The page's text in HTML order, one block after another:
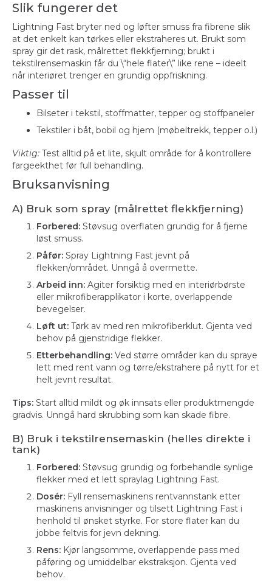
Slik fungerer det
Lightning Fast bryter ned og løfter smuss fra fibrene slik
at det enkelt kan tørkes eller ekstraheres ut. Brukt som
spray gir det rask, målrettet flekkfjerning; brukt i
tekstilrensemaskin får du \“hele flater\” like rene – ideelt
når interiøret trenger en grundig oppfriskning.
Passer til
Bilseter i tekstil, stoffmatter, tepper og stoffpaneler
Tekstiler i båt, bobil og hjem (møbeltrekk, tepper o.l.)
Viktig: Test alltid på et lite, skjult område for å kontrollere
fargeekthet før full behandling.
Bruksanvisning
A) Bruk som spray (målrettet flekkfjerning)
Forbered: Støvsug overflaten grundig for å fjerne
løst smuss.
Påfør: Spray Lightning Fast jevnt på
flekken/området. Unngå å overmette.
Arbeid inn: Agiter forsiktig med en interiørbørste
eller mikrofiberapplikator i korte, overlappende
bevegelser.
Løft ut: Tørk av med ren mikrofiberklut. Gjenta ved
behov på gjenstridige flekker.
Etterbehandling: Ved større områder kan du spraye
lett med rent vann og tørre/ekstrahere på nytt for et
helt jevnt resultat.
Tips: Start alltid mildt og øk innsats eller produktmengde
gradvis. Unngå hard skrubbing som kan skade fibre.
B) Bruk i tekstilrensemaskin (helles direkte i
tank)
Forbered: Støvsug grundig og forbehandle synlige
flekker med et lett spraylag Lightning Fast.
Dosér: Fyll rensemaskinens rentvannstank etter
maskinens anvisninger og tilsett Lightning Fast i
henhold til ønsket styrke. For store flater kan du
jobbe feltvis for jevn dekning.
Rens: Kjør langsomme, overlappende pass med
påføring og umiddelbar ekstraksjon. Gjenta ved
behov.